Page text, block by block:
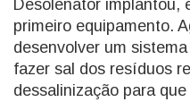
Desolenator implantou,
primeiro equipamento.
desenvolver um
fazer sal dos resíduos
dessalinização para